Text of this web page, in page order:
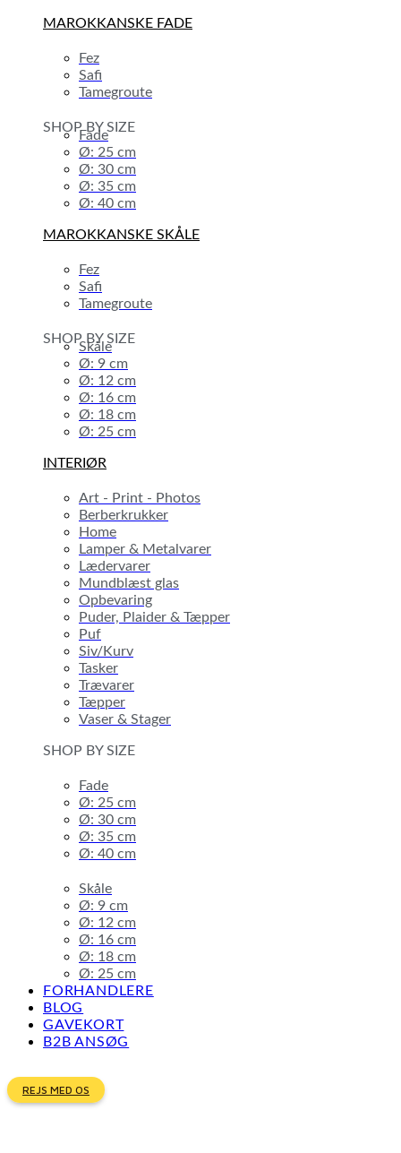
MAROKKANSKE FADE
Fez
Safi
Tamegroute
SHOP BY SIZE
Fade
Ø: 25 cm
Ø: 30 cm
Ø: 35 cm
Ø: 40 cm
MAROKKANSKE SKÅLE
Fez
Safi
Tamegroute
SHOP BY SIZE
Skåle
Ø: 9 cm
Ø: 12 cm
Ø: 16 cm
Ø: 18 cm
Ø: 25 cm
INTERIØR
Art - Print - Photos
Berberkrukker
Home
Lamper & Metalvarer
Lædervarer
Mundblæst glas
Opbevaring
Puder, Plaider & Tæpper
Puf
Siv/Kurv
Tasker
Trævarer
Tæpper
Vaser & Stager
SHOP BY SIZE
Fade
Ø: 25 cm
Ø: 30 cm
Ø: 35 cm
Ø: 40 cm
Skåle
Ø: 9 cm
Ø: 12 cm
Ø: 16 cm
Ø: 18 cm
Ø: 25 cm
FORHANDLERE
BLOG
GAVEKORT
B2B ANSØG
REJS MED OS